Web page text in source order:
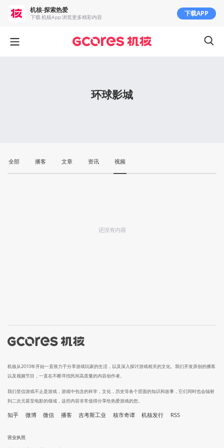
环球影城
全部 播客 文章 资讯 视频
还没有内容
机核从2010年开始一直致力于分享游戏玩家的生活，以及深入探讨游戏相关的文化。我们开发原创的播客
以及视频节目，一直在不断寻找民间高质量的内容创作者。
我们坚信游戏不止是游戏，游戏中包含的科学，文化，历史等各个层面的知识和故事，它们同时也会辐射
到二次元甚至电影的领域，这些内容非常值得分享给热爱游戏的您。
知乎 微博 微信 播客 吉考斯工业 核市奇谭 机核发行 RSS
营业执照
机核-探索热爱
下载 机核App 浏览更多精彩内容 下载APP